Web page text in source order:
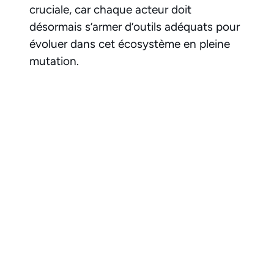
cruciale, car chaque acteur doit
désormais s’armer d’outils adéquats pour
évoluer dans cet écosystème en pleine
mutation.